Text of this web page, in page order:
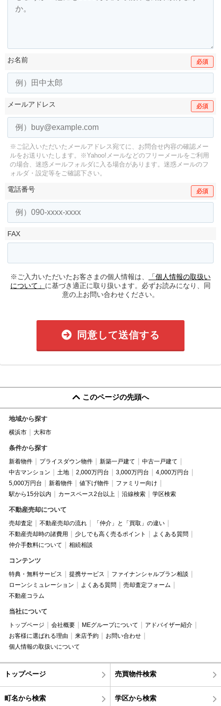
お名前 必須
メールアドレス 必須
※ご記入いただいたメールアドレス宛てに、お問合せ内容の確認メー
ルをお送りいたします。
※Yahoo!メールなどのフリーメールをご利用
の場合、迷惑メールフォルダに入る場合があります。 迷惑メールのフ
ォルダ・設定等をご確認下さい。
電話番号 必須
FAX
※ご入力いただいたお客さまの個人情報は、
「個人情報の取扱い
について」 に基づき適正に取り扱います。必ずお読みになり、同
意の上お問い合わせください。
同意して送信する
このページの先頭へ
地域から探す
横浜市 大和市
条件から探す
新着物件 プライスダウン物件 新築一戸建て
中古一戸建て
中古マンション
土地 2,000万円台 3,000万円台
4,000万円台
5,000万円台
新着物件 値下げ物件
ファミリー向け
駅から15分以内
カースペース2台以上 沿線検索 学区検索
不動産売却について
売却査定 不動産売却の流れ
「仲介」と「買取」の違い
不動産売却時の諸費用
少しでも高く売るポイント
よくある質問
仲介手数料について
相続相談
コンテンツ
特典・無料サービス 提携サービス
ファイナンシャルプラン相談
ローンシミュレーション
よくある質問
売却査定フォーム
不動産コラム
当社について
トップページ 会社概要 MEグループについて
アドバイザー紹介
お客様に選ばれる理由
来店予約
お問い合わせ
個人情報の取扱いについて
トップページ 売買物件検索
町名から検索 学区から検索